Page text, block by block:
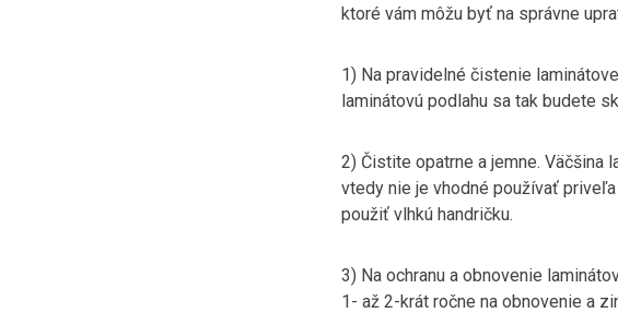
ktoré vám môžu byť na správne
1) Na pravidelné čistenie
laminátovú podlahu sa tak budete
2) Čistite opatrne a jemne. Väčšina
vtedy nie je vhodné používať
použiť vlhkú handričku.
3) Na ochranu a obnovenie
1- až 2-krát ročne na obnovenie a